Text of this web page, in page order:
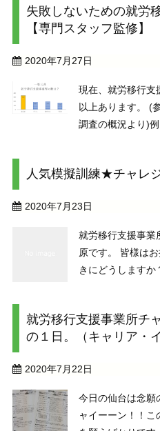
栄養素をしっかり
ナーではなく ...
失敗しないための就労
【専門スタッフ監修】
2020年7月27日
現在、就労移行支
以上あります。 (
調査の概況より)
は数多もの事業所
人気模擬訓練★チャレ
2020年7月23日
就労移行支援事業
原です。 皆様は
きにどうしますか
んでいる細かい部
よね。で・・ ...
就労移行支援事業所チ
の１日。（キャリア・
2020年7月22日
今日の仙台は念願
ャイーーン！！